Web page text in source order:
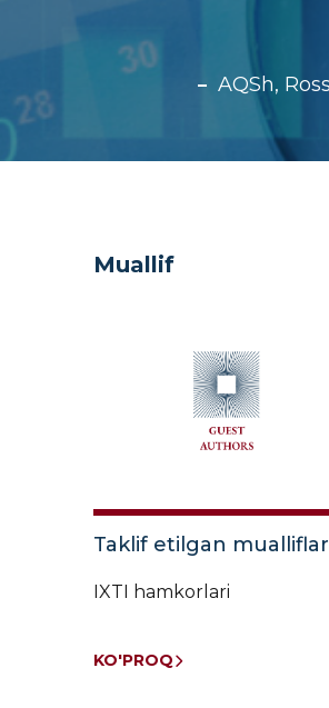
AQSh,
Muallif
Taklif etilgan mualliflar
IXTI hamkorlari
KO'PROQ